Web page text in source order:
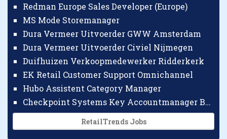
Redman Europe Sales Developer (Europe)
MS Mode Storemanager
Dura Vermeer Uitvoerder GWW Amsterdam
Dura Vermeer Uitvoerder Civiel Nijmegen
Duifhuizen Verkoopmedewerker Ridderkerk
EK Retail Customer Support Omnichannel
Hubo Assistent Category Manager
Checkpoint Systems Key Accountmanager Benelux
RetailTrends Jobs